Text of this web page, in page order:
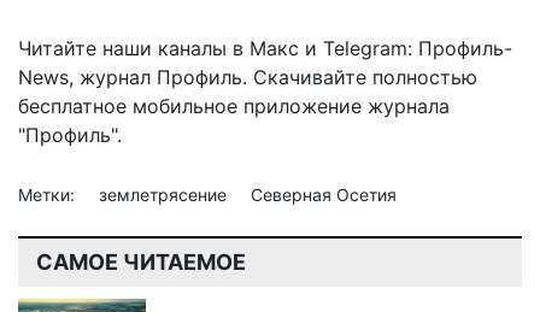
Читайте наши каналы в Макс и Telegram: Профиль-
News, журнал Профиль. Скачивайте полностью
бесплатное мобильное приложение журнала
"Профиль".
Метки: землетрясение Северная Осетия
САМОЕ ЧИТАЕМОЕ